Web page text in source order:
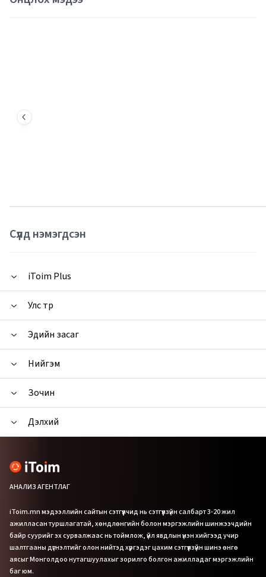
Сүүлд нэмэгдсэн
iToim Plus
Улс төр
Эдийн засаг
Нийгэм
Зочин
Дэлхий
АНАЛИЗ АГЕНТЛАГ
iToim.mn мэдээллийн сайтын сэтгүүлчид нь сэтгүүлзүйн салбарт 3-20 жил
ажилласан туршлагатай, хөндлөнгийн болон мэргэжлийн шинжээчдийн
байр суурийг эх сурвалжаас нь тоймлож, үйл явдлын үнэн хийгээд учир
шалтгааны дүгнэлтийг олон нийтэд хүргэдэг цахим сэтгүүлзүйн шинэ өнгө
аясыг Монголдоо нутагшуулахыг зорилго болгон ажилладаг мэргэжлийн
баг юм.